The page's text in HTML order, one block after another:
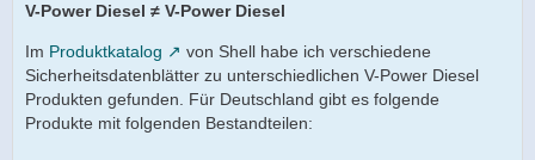
V-Power Diesel ≠ V-Power Diesel
Im Produktkatalog
von Shell habe ich verschiedene
Sicherheitsdatenblätter zu unterschiedlichen V-Power Diesel
Produkten gefunden. Für Deutschland gibt es folgende
Produkte mit folgenden Bestandteilen: